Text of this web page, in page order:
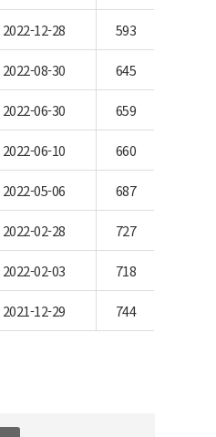
2022-12-28 593
2022-08-30 645
2022-06-30 659
2022-06-10 660
2022-05-06 687
2022-02-28 727
2022-02-03 718
2021-12-29 744